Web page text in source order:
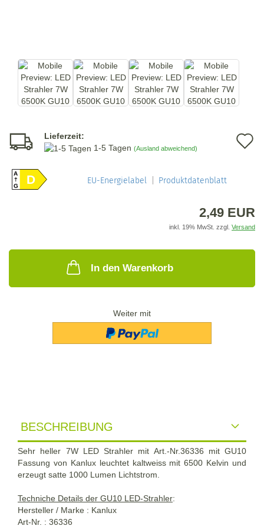
Lieferzeit:
1-5 Tagen (Ausland abweichend)
A
GD EU-Energielabel Produktdatenblatt
2,49 EUR
inkl. 19% MwSt. zzgl. Versand
In den Warenkorb
Weiter mit
BESCHREIBUNG
Sehr heller 7W LED Strahler mit Art.-Nr.36336 mit GU10
Fassung von Kanlux leuchtet kaltweiss mit 6500 Kelvin und
erzeugt satte 1000 Lumen Lichtstrom.
Techniche Details der GU10 LED-Strahler:
Hersteller / Marke : Kanlux
Art-Nr. : 36336